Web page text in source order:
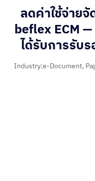
ลดค่าใช้จ่าย
beflex ECM
ได้รับการรับ
Industry:e-Document,